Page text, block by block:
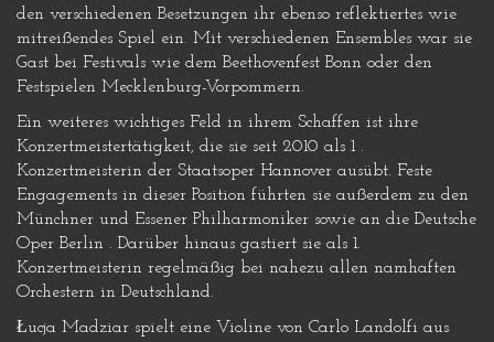
den verschiedenen Besetzungen ihr ebenso reflektiertes wie
mitreißendes Spiel ein. Mit verschiedenen Ensembles war sie
Gast bei Festivals wie dem Beethovenfest Bonn oder den
Festspielen Mecklenburg-Vorpommern.
Ein weiteres wichtiges Feld in ihrem Schaffen ist ihre
Konzertmeistertätigkeit, die sie seit 2010 als 1 .
Konzertmeisterin der Staatsoper Hannover ausübt. Feste
Engagements in dieser Position führten sie außerdem zu den
Münchner und Essener Philharmoniker sowie an die Deutsche
Oper Berlin . Darüber hinaus gastiert sie als 1.
Konzertmeisterin regelmäßig bei nahezu allen namhaften
Orchestern in Deutschland.
Łucja Madziar spielt eine Violine von Carlo Landolfi aus